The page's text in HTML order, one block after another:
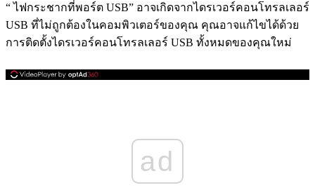
“ ไฟกระชากที่พอร์ต USB” อาจเกิดจากไดรเวอร์คอนโทรลเลอร์
USB ที่ไม่ถูกต้องในคอมพิวเตอร์ของคุณ คุณอาจแก้ไขได้ด้วย
การติดตั้งไดรเวอร์คอนโทรลเลอร์ USB ทั้งหมดของคุณใหม่
ad